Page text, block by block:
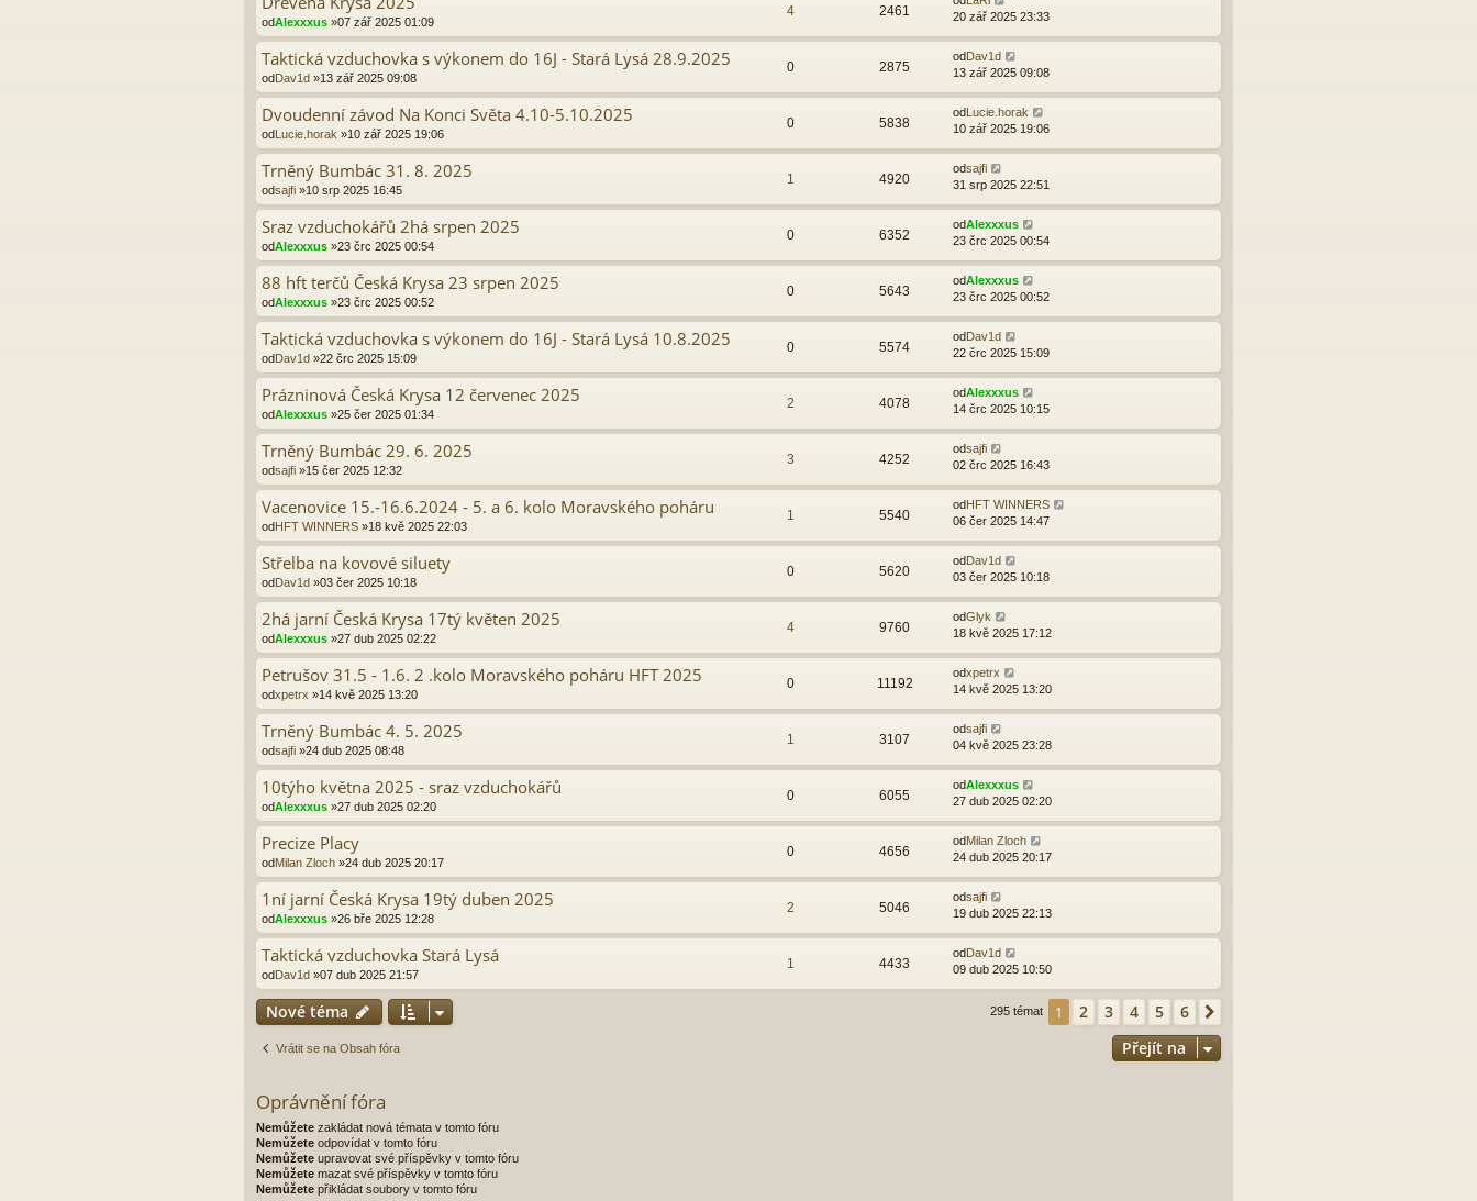
odAlexxxus »07 zář 2025 01:09
4 2461
20 zář 2025 23:33
Taktická vzduchovka s výkonem do 16J - Stará Lysá 28.9.2025
odDav1d »13 zář 2025 09:08
0 2875
odDav1d
13 zář 2025 09:08
Dvoudenní závod Na Konci Světa 4.10-5.10.2025
odLucie.horak »10 zář 2025 19:06
0 5838
odLucie.horak
10 zář 2025 19:06
Trněný Bumbác 31. 8. 2025
odsajfi »10 srp 2025 16:45
1 4920
odsajfi
31 srp 2025 22:51
Sraz vzduchokářů 2há srpen 2025
odAlexxxus »23 črc 2025 00:54
0 6352
odAlexxxus
23 črc 2025 00:54
88 hft terčů Česká Krysa 23 srpen 2025
odAlexxxus »23 črc 2025 00:52
0 5643
odAlexxxus
23 črc 2025 00:52
Taktická vzduchovka s výkonem do 16J - Stará Lysá 10.8.2025
odDav1d »22 črc 2025 15:09
0 5574
odDav1d
22 črc 2025 15:09
Prázninová Česká Krysa 12 červenec 2025
odAlexxxus »25 čer 2025 01:34
2 4078
odAlexxxus
14 črc 2025 10:15
Trněný Bumbác 29. 6. 2025
odsajfi »15 čer 2025 12:32
3 4252
odsajfi
02 črc 2025 16:43
Vacenovice 15.-16.6.2024 - 5. a 6. kolo Moravského poháru
odHFT WINNERS »18 kvě 2025 22:03
1 5540
odHFT WINNERS
06 čer 2025 14:47
Střelba na kovové siluety
odDav1d »03 čer 2025 10:18
0 5620
odDav1d
03 čer 2025 10:18
2há jarní Česká Krysa 17tý květen 2025
odAlexxxus »27 dub 2025 02:22
4 9760
odGlyk
18 kvě 2025 17:12
Petrušov 31.5 - 1.6. 2 .kolo Moravského poháru HFT 2025
odxpetrx »14 kvě 2025 13:20
0 11192
odxpetrx
14 kvě 2025 13:20
Trněný Bumbác 4. 5. 2025
odsajfi »24 dub 2025 08:48
1 3107
odsajfi
04 kvě 2025 23:28
10týho května 2025 - sraz vzduchokářů
odAlexxxus »27 dub 2025 02:20
0 6055
odAlexxxus
27 dub 2025 02:20
Precize Placy
odMilan Zloch »24 dub 2025 20:17
0 4656
odMilan Zloch
24 dub 2025 20:17
1ní jarní Česká Krysa 19tý duben 2025
odAlexxxus »26 bře 2025 12:28
2 5046
odsajfi
19 dub 2025 22:13
Taktická vzduchovka Stará Lysá
odDav1d »07 dub 2025 21:57
1 4433
odDav1d
09 dub 2025 10:50
Nové téma 295 témat 1 2 3 4 5 6
Vrátit se na Obsah fóra Přejít na
Oprávnění fóra
Nemůžete zakládat nová témata v tomto fóru
Nemůžete odpovídat v tomto fóru
Nemůžete upravovat své příspěvky v tomto fóru
Nemůžete mazat své příspěvky v tomto fóru
Nemůžete přikládat soubory v tomto fóru